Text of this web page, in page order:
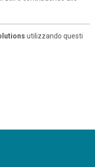
utilizzando questi